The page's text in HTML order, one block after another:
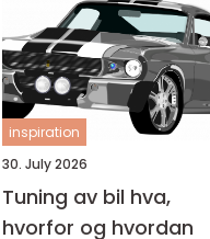
inspiration
30. July 2026
Tuning av bil hva,
hvorfor og hvordan